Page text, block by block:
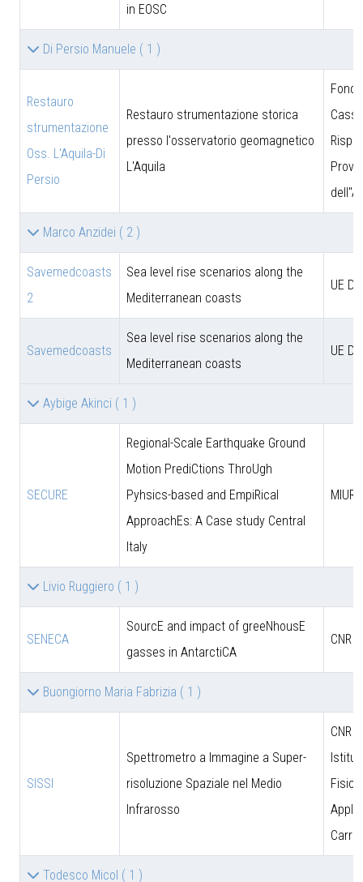
in EOSC
Di Persio Manuele ( 1 )
Restauro
strumentazione
Oss. L'Aquila-Di
Persio
Restauro strumentazione storica
presso l'osservatorio geomagnetico
L'Aquila
Marco Anzidei ( 2 )
Savemedcoasts
2
Sea level rise scenarios along the
Mediterranean coasts
UE
Savemedcoasts
Sea level rise scenarios along the
Mediterranean coasts
UE
Aybige Akinci ( 1 )
SECURE
Regional-Scale Earthquake Ground
Motion PrediCtions ThroUgh
Pyhsics-based and EmpiRical
ApproachEs: A Case study Central
Italy
MIUR
Livio Ruggiero ( 1 )
SENECA
SourcE and impact of greeNhousE
gasses in AntarctiCA
CNR
Buongiorno Maria Fabrizia ( 1 )
SISSI
Spettrometro a Immagine a Super-
risoluzione Spaziale nel Medio
Infrarosso
CNR -
Fisica
Todesco Micol ( 1 )